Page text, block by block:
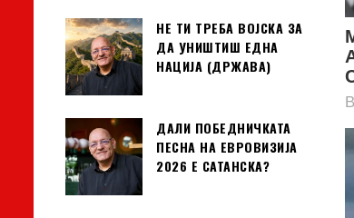
НЕ ТИ ТРЕБА ВОЈСКА ЗА
ДА УНИШТИШ ЕДНА
НАЦИЈА (ДРЖАВА)
ДАЛИ ПОБЕДНИЧКАТА
ПЕСНА НА ЕВРОВИЗИЈА
2026 Е САТАНСКА?